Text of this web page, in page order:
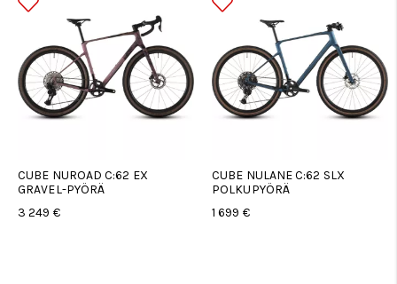
CUBE NUROAD C:62 EX
GRAVEL-PYÖRÄ
3 249 €
CUBE NULANE C:62 SLX
POLKUPYÖRÄ
1 699 €